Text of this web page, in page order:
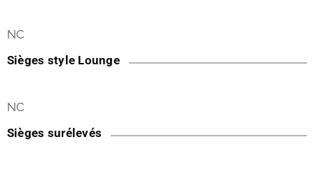
NC
Sièges style Lounge
NC
Sièges surélevés